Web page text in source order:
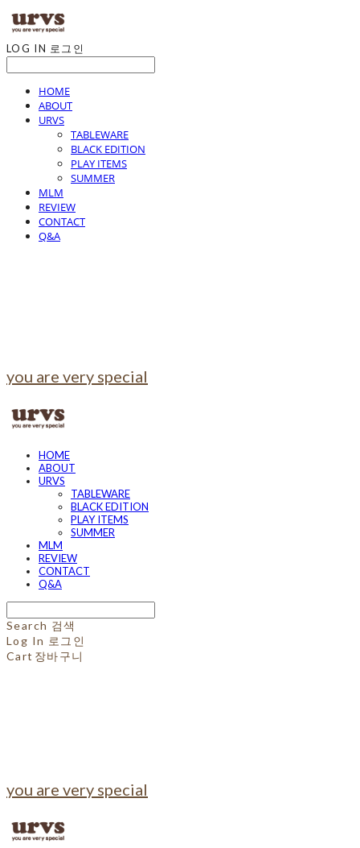
LOG IN 로그인
HOME
ABOUT
URVS
TABLEWARE
BLACK EDITION
PLAY ITEMS
SUMMER
MLM
REVIEW
CONTACT
Q&A
you are very special
HOME
ABOUT
URVS
TABLEWARE
BLACK EDITION
PLAY ITEMS
SUMMER
MLM
REVIEW
CONTACT
Q&A
Search 검색
Log In 로그인
Cart 장바구니
you are very special